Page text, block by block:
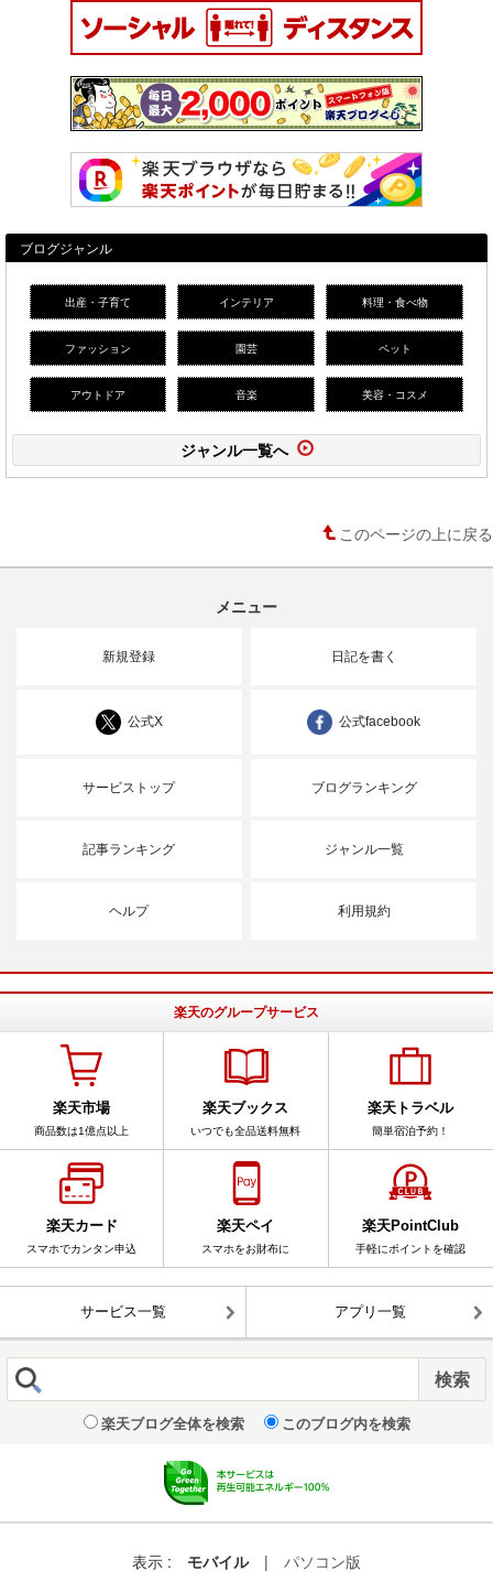
ブログジャンル
出産・子育て インテリア 料理・食べ物
ファッション 園芸 ペット
アウトドア 音楽 美容・コスメ
ジャンル一覧へ
このページの上に戻る
メニュー
新規登録 日記を書く
公式X 公式facebook
サービストップ ブログランキング
記事ランキング ジャンル一覧
ヘルプ 利用規約
楽天のグループサービス
楽天市場
商品数は1億点以上
楽天ブックス
いつでも全品送料無料
楽天トラベル
簡単宿泊予約！
楽天カード
スマホでカンタン申込
楽天ペイ
スマホをお財布に
楽天PointClub
手軽にポイントを確認
サービス一覧 アプリ一覧
楽天ブログ全体を検索 このブログ内を検索
表示 : モバイル | パソコン版